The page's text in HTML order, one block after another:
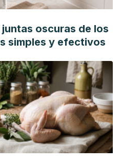
oscuras de los
simples y efectivos